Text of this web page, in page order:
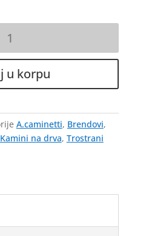
pomoću metalne
blokova sa pločom od
pomoću
od kalcijum-silikatnih
u korpu
A.caminetti, Brendovi,
Kamini na drva, Trostrani